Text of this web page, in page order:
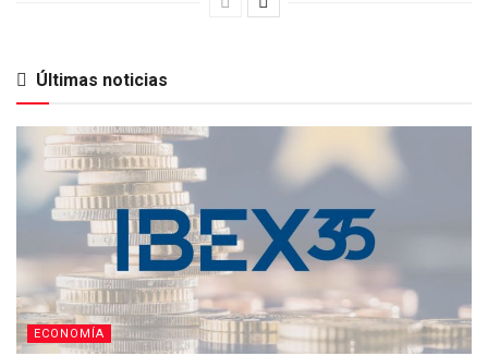
Últimas noticias
ECONOMÍA